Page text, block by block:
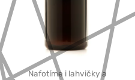
Nafotíme i lahvičky a